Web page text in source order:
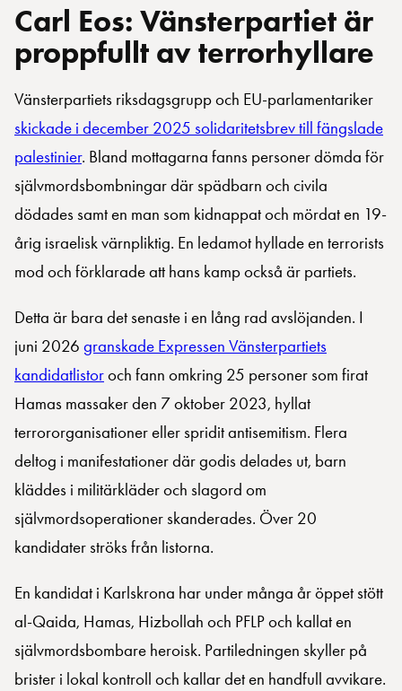
Carl Eos: Vänsterpartiet är
proppfullt av terrorhyllare
Vänsterpartiets riksdagsgrupp och EU-parlamentariker
skickade i december 2025 solidaritetsbrev till fängslade
palestinier. Bland mottagarna fanns personer dömda för
självmordsbombningar där spädbarn och civila
dödades samt en man som kidnappat och mördat en 19-
årig israelisk värnpliktig. En ledamot hyllade en terrorists
mod och förklarade att hans kamp också är partiets.
Detta är bara det senaste i en lång rad avslöjanden. I
juni 2026 granskade Expressen Vänsterpartiets
kandidatlistoroch fann omkring 25 personer som firat
Hamas massaker den 7 oktober 2023, hyllat
terrororganisationer eller spridit antisemitism. Flera
deltog i manifestationer där godis delades ut, barn
kläddes i militärkläder och slagord om
självmordsoperationer skanderades. Över 20
kandidater ströks från listorna.
En kandidat i Karlskrona har under många år öppet stött
al-Qaida, Hamas, Hizbollah och PFLP och kallat en
självmordsbombare heroisk. Partiledningen skyller på
brister i lokal kontroll och kallar det en handfull avvikare.